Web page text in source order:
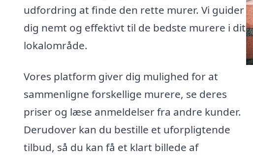
udfordring at finde den rette murer. Vi guider
dig nemt og effektivt til de bedste murere i dit
lokalområde.
Vores platform giver dig mulighed for at
sammenligne forskellige murere, se deres
priser og læse anmeldelser fra andre kunder.
Derudover kan du bestille et uforpligtende
tilbud, så du kan få et klart billede af